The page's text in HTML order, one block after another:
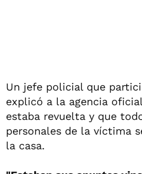
Un jefe policial que
explicó a la agencia
estaba revuelta y que
personales de la víctima
la casa.